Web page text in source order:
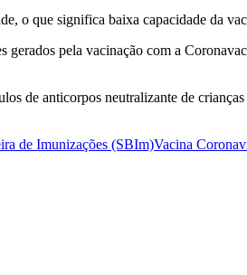
o que significa baixa capacidade da
pela vacinação com a
de anticorpos neutralizante de
de Imunizações (SBIm)Vacina